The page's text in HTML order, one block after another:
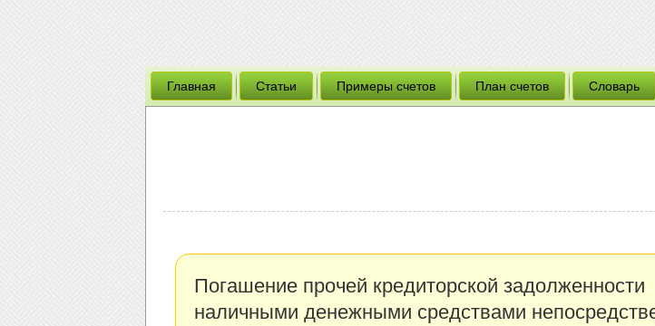
Главная Статьи Примеры счетов План счетов Словарь
Погашение прочей кредиторской задолженности
наличными денежными средствами